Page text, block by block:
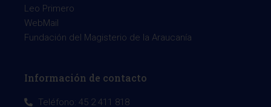
Leo Primero
WebMail
Fundación del Magisterio de la Araucanía
Información de contacto
Teléfono: 45 2 411 818